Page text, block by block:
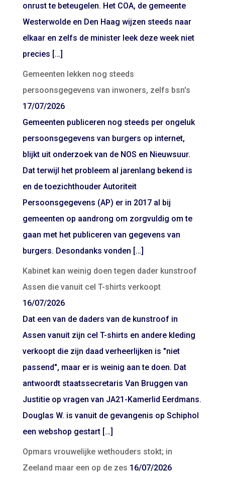
onrust te beteugelen. Het COA, de gemeente
Westerwolde en Den Haag wijzen steeds naar
elkaar en zelfs de minister leek deze week niet
precies […]
Gemeenten lekken nog steeds
persoonsgegevens van inwoners, zelfs bsn's
17/07/2026
Gemeenten publiceren nog steeds per ongeluk
persoonsgegevens van burgers op internet,
blijkt uit onderzoek van de NOS en Nieuwsuur.
Dat terwijl het probleem al jarenlang bekend is
en de toezichthouder Autoriteit
Persoonsgegevens (AP) er in 2017 al bij
gemeenten op aandrong om zorgvuldig om te
gaan met het publiceren van gegevens van
burgers. Desondanks vonden […]
Kabinet kan weinig doen tegen dader kunstroof
Assen die vanuit cel T-shirts verkoopt
16/07/2026
Dat een van de daders van de kunstroof in
Assen vanuit zijn cel T-shirts en andere kleding
verkoopt die zijn daad verheerlijken is "niet
passend", maar er is weinig aan te doen. Dat
antwoordt staatssecretaris Van Bruggen van
Justitie op vragen van JA21-Kamerlid Eerdmans.
Douglas W. is vanuit de gevangenis op Schiphol
een webshop gestart […]
Opmars vrouwelijke wethouders stokt; in
Zeeland maar een op de zes 16/07/2026